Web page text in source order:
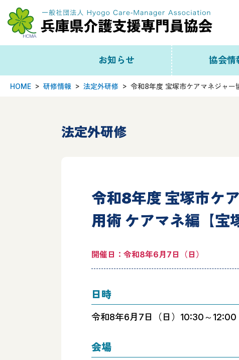
お知らせ
新着一覧
日本協会から
協会情
協会に
委員
HOME 研修情報 法定外研修 令和8年度 宝塚市ケアマネジャー
法定外研修
令和8年度 宝塚市ケ
用術 ケアマネ編【宝
開催日：令和8年6月7日（日）
日時
令和8年6月7日（日）10:30～12:00
会場